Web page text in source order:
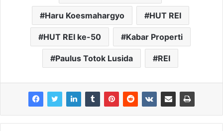
Haru Koesmahargyo HUT REI
HUT REI ke-50 Kabar Properti
Paulus Totok Lusida REI